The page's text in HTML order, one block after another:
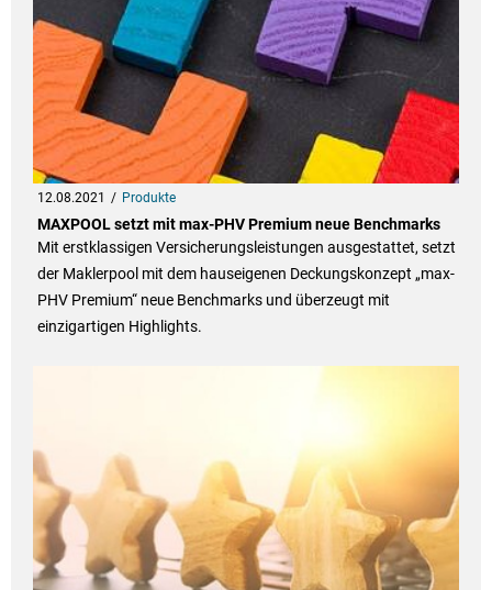
12.08.2021 Produkte
MAXPOOL setzt mit max-PHV Premium neue Benchmarks
Mit erstklassigen Versicherungsleistungen ausgestattet, setzt
der Maklerpool mit dem hauseigenen Deckungskonzept „max-
PHV Premium“ neue Benchmarks und überzeugt mit
einzigartigen Highlights.